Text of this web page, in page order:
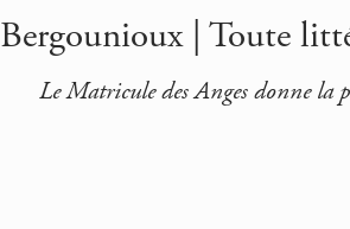
Bergounioux | Toute
Le Matricule des Anges donne